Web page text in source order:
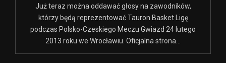
Już teraz można oddawać głosy na zawodników,
którzy będą reprezentować Tauron Basket Ligę
podczas Polsko-Czeskiego Meczu Gwiazd 24 lutego
2013 roku we Wrocławiu. Oficjalna strona...